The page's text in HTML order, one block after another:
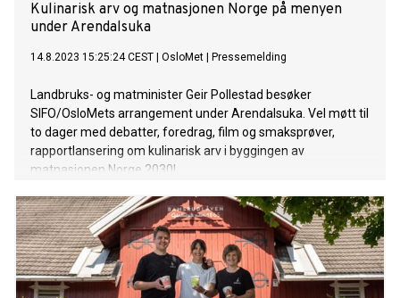
Kulinarisk arv og matnasjonen Norge på menyen
under Arendalsuka
14.8.2023 15:25:24 CEST OsloMet Pressemelding
Landbruks- og matminister Geir Pollestad besøker
SIFO/OsloMets arrangement under Arendalsuka. Vel møtt til
to dager med debatter, foredrag, film og smaksprøver,
rapportlansering om kulinarisk arv i byggingen av
matnasjonen Norge 2030!